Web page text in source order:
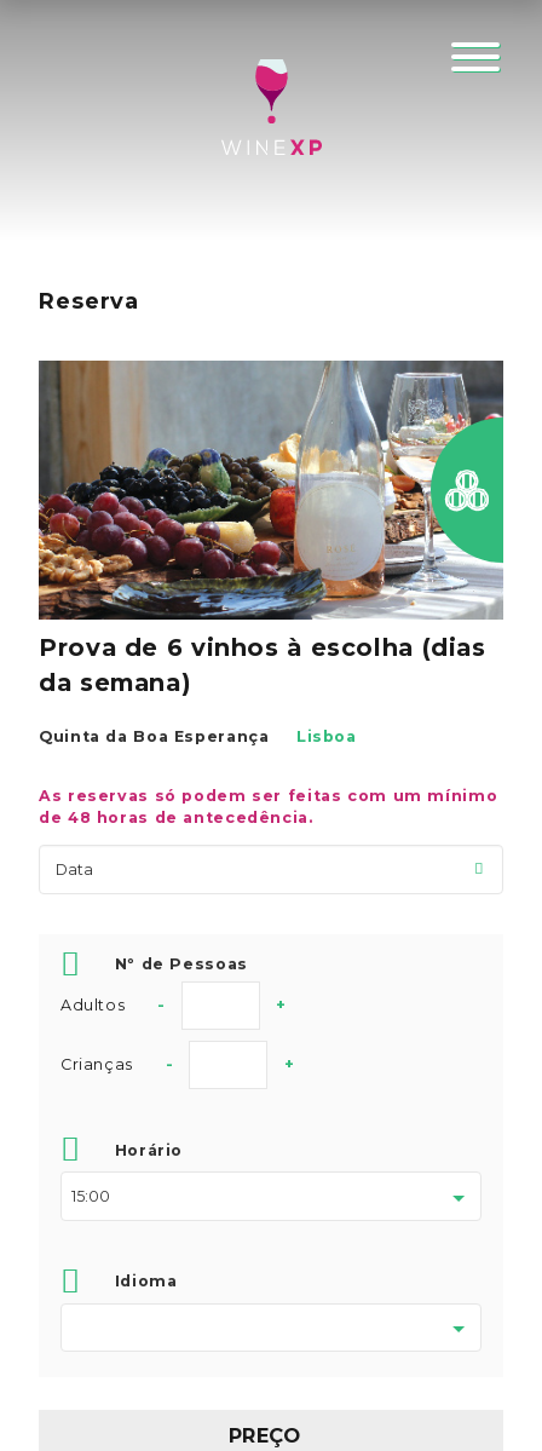
Reserva
Prova de 6 vinhos à escolha (dias
da semana)
Quinta da Boa Esperança Lisboa
As reservas só podem ser feitas com um mínimo
de 48 horas de antecedência.
Nº de Pessoas
Adultos - +
Crianças - +
Horário
Idioma
PREÇO